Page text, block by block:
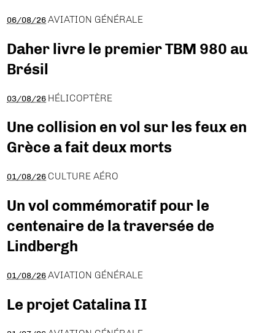
06/08/26 AVIATION GÉNÉRALE
Daher livre le premier TBM 980 au
Brésil
03/08/26 HÉLICOPTÈRE
Une collision en vol sur les feux en
Grèce a fait deux morts
01/08/26 CULTURE AÉRO
Un vol commémoratif pour le
centenaire de la traversée de
Lindbergh
01/08/26 AVIATION GÉNÉRALE
Le projet Catalina II